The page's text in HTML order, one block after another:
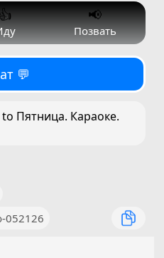
📢
Позвать
💬
Пятница. Караоке.
052126